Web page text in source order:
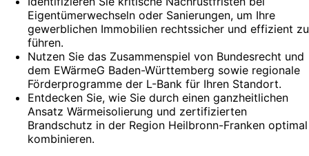
Eigentümerwechseln oder Sanierungen, um Ihre
gewerblichen Immobilien rechtssicher und effizient zu
führen.
Nutzen Sie das Zusammenspiel von Bundesrecht und
dem EWärmeG Baden-Württemberg sowie regionale
Förderprogramme der L-Bank für Ihren Standort.
Entdecken Sie, wie Sie durch einen ganzheitlichen
Ansatz Wärmeisolierung und zertifizierten
Brandschutz in der Region Heilbronn-Franken optimal
kombinieren.